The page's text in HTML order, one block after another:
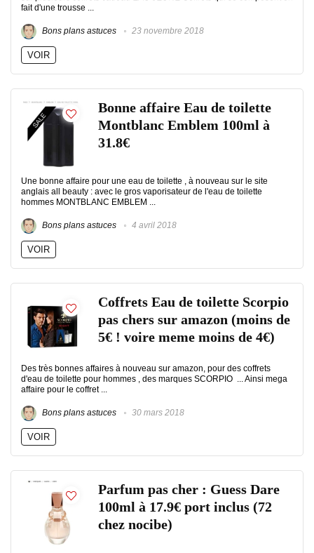
fait d'une trousse ...
Bons plans astuces 23 novembre 2018
VOIR
Bonne affaire Eau de toilette
Montblanc Emblem 100ml à
31.8€
Une bonne affaire pour une eau de toilette , à nouveau sur le site
anglais all beauty : avec le gros vaporisateur de l'eau de toilette
hommes MONTBLANC EMBLEM ...
Bons plans astuces 4 avril 2018
VOIR
Coffrets Eau de toilette Scorpio
pas chers sur amazon (moins de
5€ ! voire meme moins de 4€)
Des très bonnes affaires à nouveau sur amazon, pour des coffrets
d'eau de toilette pour hommes , des marques SCORPIO ... Ainsi mega
affaire pour le coffret ...
Bons plans astuces 30 mars 2018
VOIR
Parfum pas cher : Guess Dare
100ml à 17.9€ port inclus (72
chez nocibe)